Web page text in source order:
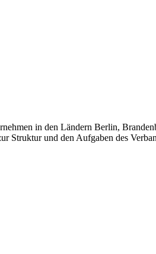
in den Ländern Berlin,
Struktur und den Aufgaben des